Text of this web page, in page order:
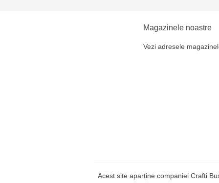
Magazinele noastre
Vezi adresele
Acest site aparține companiei Crafti